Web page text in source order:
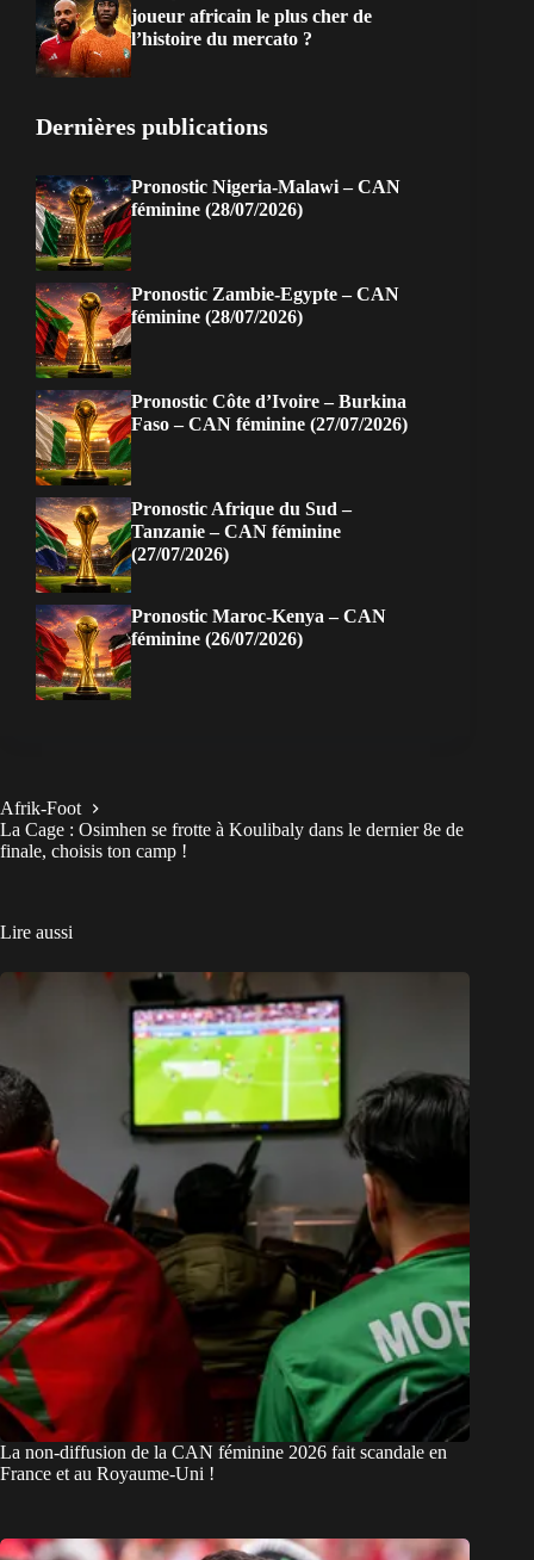
joueur africain le plus cher de
l’histoire du mercato ?
Dernières publications
Pronostic Nigeria-Malawi – CAN
féminine (28/07/2026)
Pronostic Zambie-Egypte – CAN
féminine (28/07/2026)
Pronostic Côte d’Ivoire – Burkina
Faso – CAN féminine (27/07/2026)
Pronostic Afrique du Sud –
Tanzanie – CAN féminine
(27/07/2026)
Pronostic Maroc-Kenya – CAN
féminine (26/07/2026)
Afrik-Foot
La Cage : Osimhen se frotte à Koulibaly dans le dernier 8e de
finale, choisis ton camp !
Lire aussi
La non-diffusion de la CAN féminine 2026 fait scandale en
France et au Royaume-Uni !